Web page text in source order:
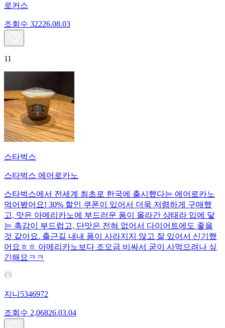
로커스
조회수 32226.08.03
11
스타벅스
스타벅스 에어로카노
스타벅스에서 전세계 최초로 한국에 출시했다는 에어로카노
먹어봤어요! 30% 할인 쿠폰이 있어서 더욱 저렴하게 구매했
고, 맛은 아메리카노에 부드러운 폼이 올라간 상태라 입에 닿
는 촉감이 부드럽고, 단맛은 전혀 없어서 다이어트에도 좋을
것 같아요. 출근길 내내 폼이 사라지지 않고 잘 있어서 신기했
어요ㅎㅎ 아메리카노보다 조오금 비싸서 굳이 사먹으려나 싶
긴해요ㅋㅋ
지니5346972
조회수 2,06826.03.04